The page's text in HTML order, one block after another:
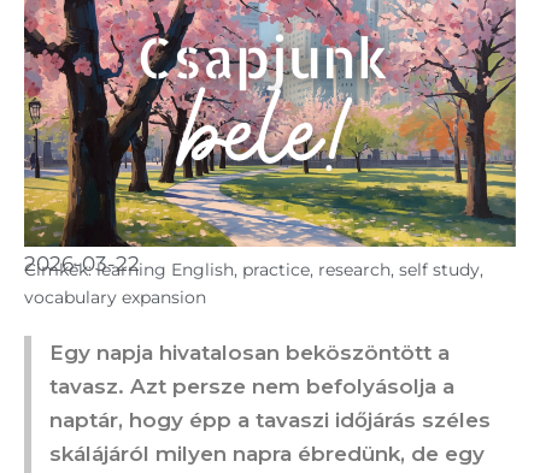
2026-03-22
Cimkék: learning English, practice, research, self study,
vocabulary expansion
Egy napja hivatalosan beköszöntött a
tavasz. Azt persze nem befolyásolja a
naptár, hogy épp a tavaszi időjárás széles
skálájáról milyen napra ébredünk, de egy